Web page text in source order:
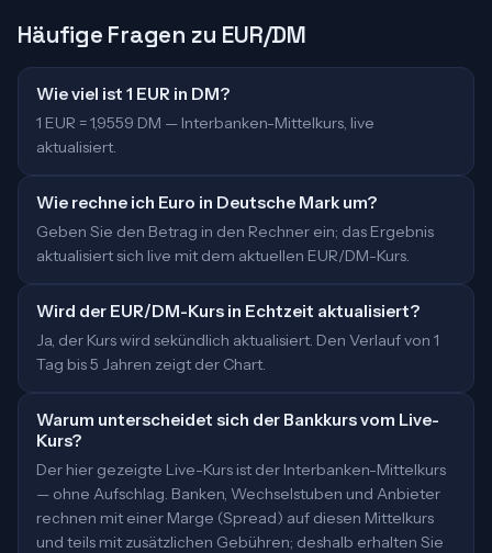
Häufige Fragen zu EUR/DM
Wie viel ist 1 EUR in DM?
1 EUR = 1,9559 DM — Interbanken-Mittelkurs, live
aktualisiert.
Wie rechne ich Euro in Deutsche Mark um?
Geben Sie den Betrag in den Rechner ein; das Ergebnis
aktualisiert sich live mit dem aktuellen EUR/DM-Kurs.
Wird der EUR/DM-Kurs in Echtzeit aktualisiert?
Ja, der Kurs wird sekündlich aktualisiert. Den Verlauf von 1
Tag bis 5 Jahren zeigt der Chart.
Warum unterscheidet sich der Bankkurs vom Live-
Kurs?
Der hier gezeigte Live-Kurs ist der Interbanken-Mittelkurs
— ohne Aufschlag. Banken, Wechselstuben und Anbieter
rechnen mit einer Marge (Spread) auf diesen Mittelkurs
und teils mit zusätzlichen Gebühren; deshalb erhalten Sie